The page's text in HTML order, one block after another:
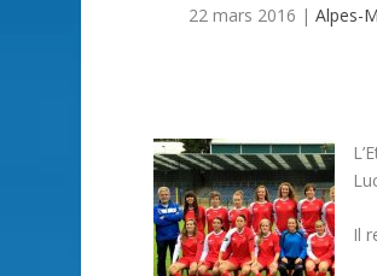
22 mars 2016 | Alpes-
Il